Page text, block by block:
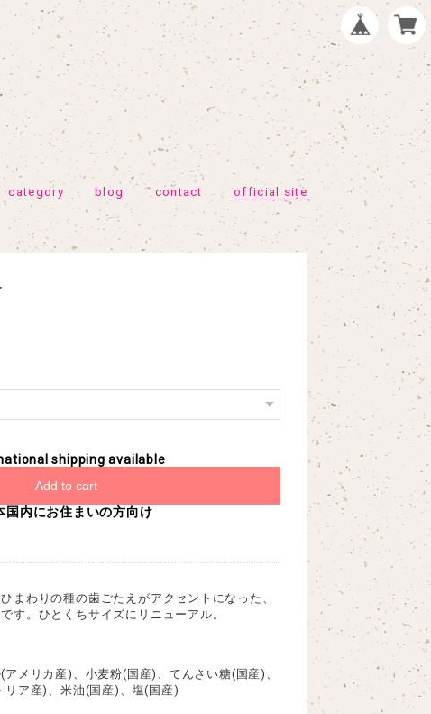
category blog contact official site
shipping available
Add to cart
国内にお住まいの方向け
まわりの種の歯ごたえがアクセントになった、
す。ひとくちサイズにリニューアル。
メリカ産)、小麦粉(国産)、てんさい糖(国産)、
リア産)、米油(国産)、塩(国産)